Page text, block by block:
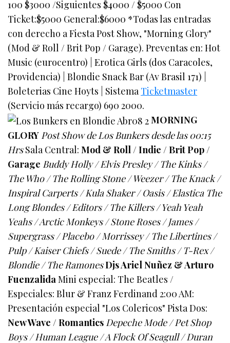
100 $3000 /Siguientes $4000 / $5000 Con
Ticket:$5000 General:$6000 *Todas las entradas
con derecho a Fiesta Post Show, "Morning Glory"
(Mod & Roll / Brit Pop / Garage). Preventas en: Hot
Music (eurocentro) | Erotica Girls (dos Caracoles,
Providencia) | Blondie Snack Bar (Av Brasil 171) |
Boleterias Cine Hoyts | SistemaTicketmaster
(Servicio más recargo) 690 2000.
MORNING
GLORY Post Show de Los Bunkers desde las 00:15
HrsSala Central:Mod & Roll / Indie / Brit Pop /
Garage Buddy Holly / Elvis Presley / The Kinks /
The Who / The Rolling Stone / Weezer / The Knack /
Inspiral Carperts / Kula Shaker / Oasis / Elastica The
Long Blondes / Editors / The Killers / Yeah Yeah
Yeahs / Arctic Monkeys / Stone Roses / James /
Supergrass / Placebo / Morrissey / The Libertines /
Pulp / Kaiser Chiefs / Suede / The Smiths / T-Rex /
Blondie / The RamonesDjs Ariel Nuñez & Arturo
FuenzalidaMini especial: The Beatles /
Especiales: Blur & Franz Ferdinand 2:00 AM:
Presentación especial "Los Colericos" Pista Dos:
New Wave / Romantics Depeche Mode / Pet Shop
Boys / Human League / A Flock Of Seagull / Duran